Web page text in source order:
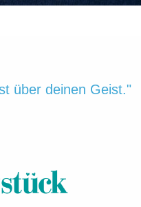
über deinen Geist."